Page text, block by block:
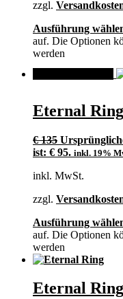
zzgl.
Ausführung
auf. Die Optionen
werden
Eternal Ring
€135
ist: € 95. inkl. 19%
inkl. MwSt.
zzgl.
Ausführung
auf. Die Optionen
werden
Eternal Ring